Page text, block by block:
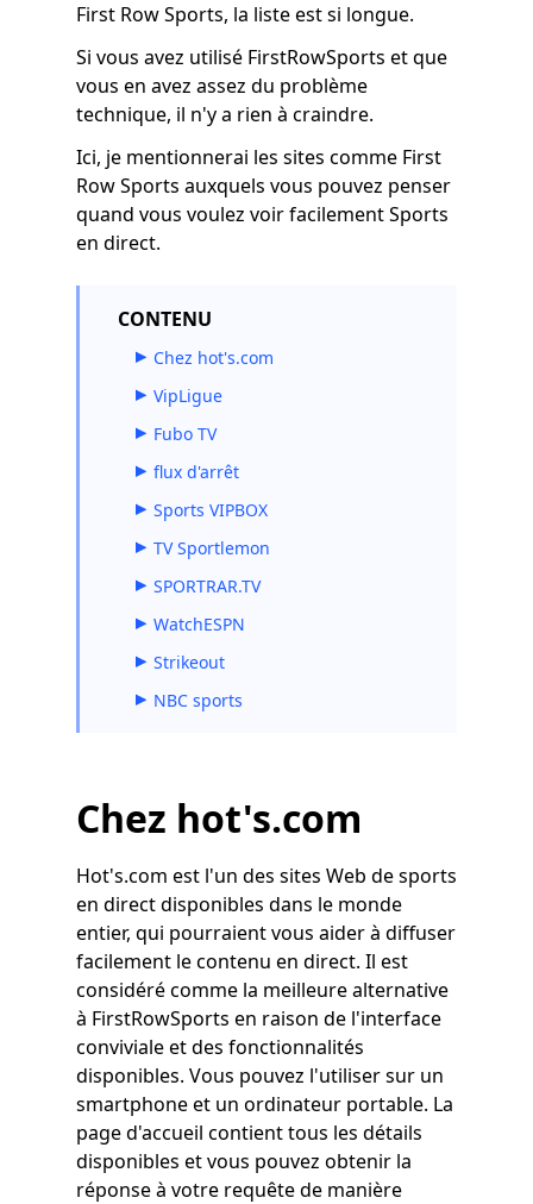
First Row Sports, la liste est si longue.
Si vous avez utilisé FirstRowSports et que
vous en avez assez du problème
technique, il n'y a rien à craindre.
Ici, je mentionnerai les sites comme First
Row Sports auxquels vous pouvez penser
quand vous voulez voir facilement Sports
en direct.
CONTENU
Chez hot's.com
VipLigue
Fubo TV
flux d'arrêt
Sports VIPBOX
TV Sportlemon
SPORTRAR.TV
WatchESPN
Strikeout
NBC sports
Chez hot's.com
Hot's.com est l'un des sites Web de sports
en direct disponibles dans le monde
entier, qui pourraient vous aider à diffuser
facilement le contenu en direct. Il est
considéré comme la meilleure alternative
à FirstRowSports en raison de l'interface
conviviale et des fonctionnalités
disponibles. Vous pouvez l'utiliser sur un
smartphone et un ordinateur portable. La
page d'accueil contient tous les détails
disponibles et vous pouvez obtenir la
réponse à votre requête de manière